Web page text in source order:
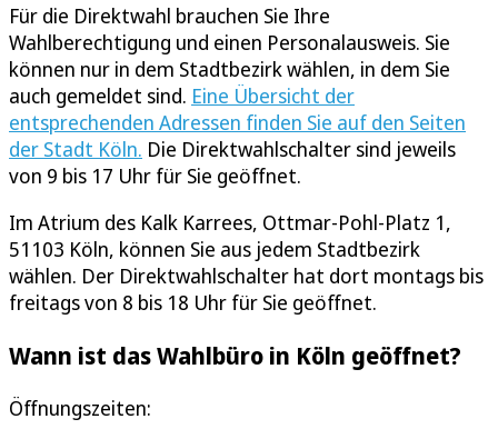
Für die Direktwahl brauchen Sie Ihre
Wahlberechtigung und einen Personalausweis. Sie
können nur in dem Stadtbezirk wählen, in dem Sie
auch gemeldet sind. Eine Übersicht der
entsprechenden Adressen finden Sie auf den Seiten
der Stadt Köln. Die Direktwahlschalter sind jeweils
von 9 bis 17 Uhr für Sie geöffnet.
Im Atrium des Kalk Karrees, Ottmar-Pohl-Platz 1,
51103 Köln, können Sie aus jedem Stadtbezirk
wählen. Der Direktwahlschalter hat dort montags bis
freitags von 8 bis 18 Uhr für Sie geöffnet.
Wann ist das Wahlbüro in Köln geöffnet?
Öffnungszeiten: